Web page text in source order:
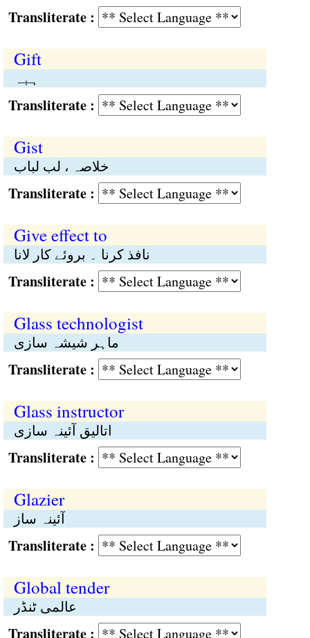
:
Gift
ہبہ
:
Gist
خلاصہ ، لب لباب
:
Give effect to
نافذ کرنا ۔ بروئے کار لانا
:
Glass technologist
ماہر شیشہ سازی
:
Glass instructor
اتالیق آئینہ سازی
:
Glazier
آئینہ ساز
:
Global tender
عالمی ٹنڈر
: